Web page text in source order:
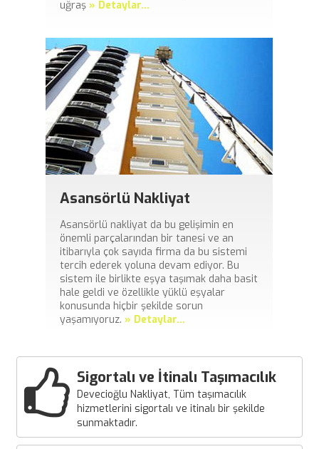
uğraş » Detaylar...
Asansörlü Nakliyat
Asansörlü nakliyat da bu gelişimin en
önemli parçalarından bir tanesi ve an
itibarıyla çok sayıda firma da bu sistemi
tercih ederek yoluna devam ediyor. Bu
sistem ile birlikte eşya taşımak daha basit
hale geldi ve özellikle yüklü eşyalar
konusunda hiçbir şekilde sorun
yaşamıyoruz. » Detaylar...
Sigortalı ve İtinalı Taşımacılık
Devecioğlu Nakliyat, Tüm taşımacılık
hizmetlerini sigortalı ve itinalı bir şekilde
sunmaktadır.